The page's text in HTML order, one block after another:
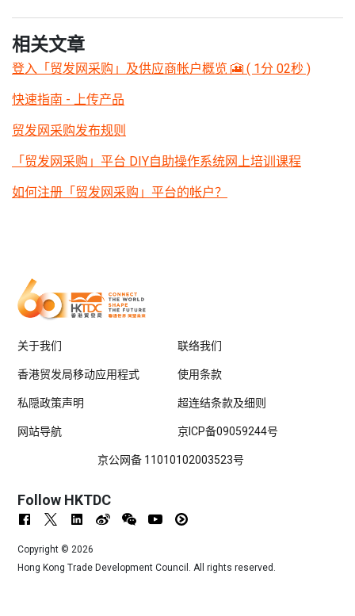
相关文章
登入「贸发网采购」及供应商帐户概览 🎦 ( 1分 02秒 )
快速指南 - 上传产品
贸发网采购发布规则
「贸发网采购」平台 DIY自助操作系统网上培训课程
如何注册「贸发网采购」平台的帐户？
关于我们 联络我们
香港贸发局移动应用程式 使用条款
私隠政策声明 超连结条款及细则
网站导航 京ICP备09059244号
京公网备 11010102003523号
Follow HKTDC
Copyright ©2026
Hong Kong Trade Development Council. All rights reserved.